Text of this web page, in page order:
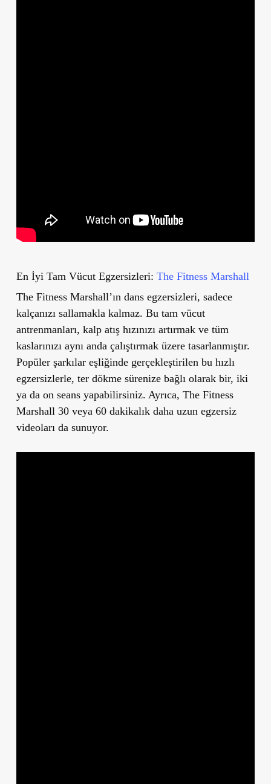
En İyi Tam Vücut Egzersizleri: The Fitness Marshall
The Fitness Marshall’ın dans egzersizleri, sadece
kalçanızı sallamakla kalmaz. Bu tam vücut
antrenmanları, kalp atış hızınızı artırmak ve tüm
kaslarınızı aynı anda çalıştırmak üzere tasarlanmıştır.
Popüler şarkılar eşliğinde gerçekleştirilen bu hızlı
egzersizlerle, ter dökme sürenize bağlı olarakbir, iki
ya da on seans yapabilirsiniz. Ayrıca, The Fitness
Marshall 30 veya 60 dakikalık daha uzun egzersiz
videoları da sunuyor.